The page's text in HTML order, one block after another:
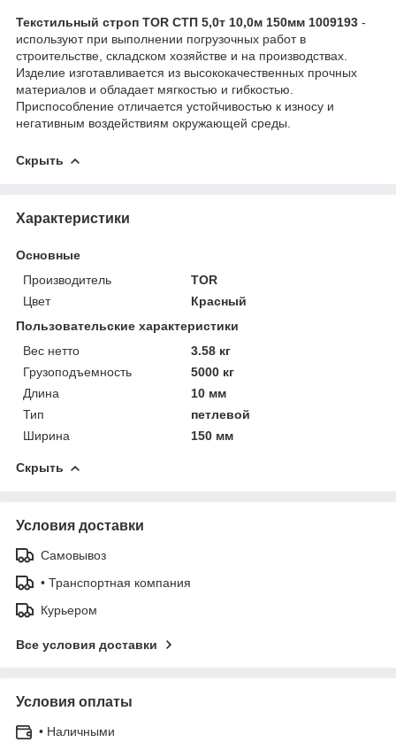
Текстильный строп TOR СТП 5,0т 10,0м 150мм 1009193 -
используют при выполнении погрузочных работ в
строительстве, складском хозяйстве и на производствах.
Изделие изготавливается из высококачественных прочных
материалов и обладает мягкостью и гибкостью.
Приспособление отличается устойчивостью к износу и
негативным воздействиям окружающей среды.
Скрыть
Характеристики
Основные
Производитель
TOR
Цвет
Красный
Пользовательские характеристики
Вес нетто
3.58 кг
Грузоподъемность
5000 кг
Длина
10 мм
Тип
петлевой
Ширина
150 мм
Скрыть
Условия доставки
Самовывоз
• Транспортная компания
Курьером
Все условия доставки
Условия оплаты
• Наличными